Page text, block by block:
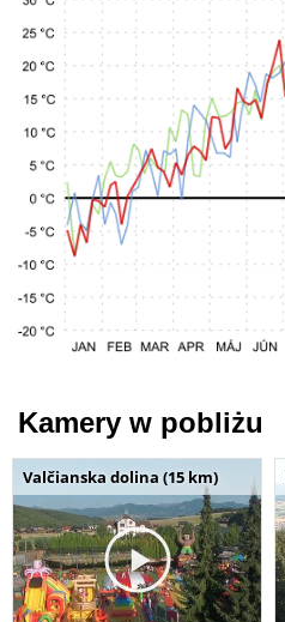
Kamery w pobliżu
Valčianska dolina (15 km)